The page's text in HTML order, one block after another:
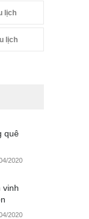
lịch
lịch
quê
2020
vinh
2020